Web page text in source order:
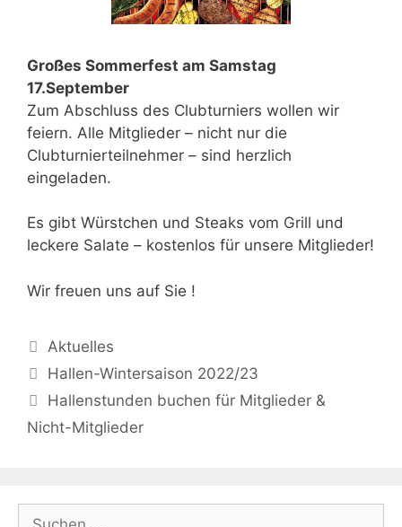
Großes Sommerfest am Samstag
17.September
Zum Abschluss des Clubturniers wollen wir
feiern. Alle Mitglieder – nicht nur die
Clubturnierteilnehmer – sind herzlich
eingeladen.
Es gibt Würstchen und Steaks vom Grill und
leckere Salate – kostenlos für unsere Mitglieder!
Wir freuen uns auf Sie !
Aktuelles
Hallen-Wintersaison 2022/23
Hallenstunden buchen für Mitglieder &
Nicht-Mitglieder